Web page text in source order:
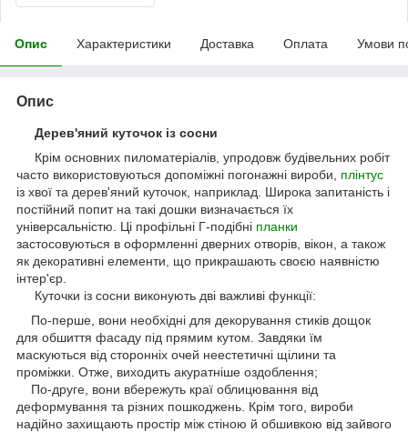
Опис Характеристики Доставка Оплата Умови
Опис
Дерев'яний куточок із сосни
Крім основних пиломатеріалів, упродовж будівельних робіт
часто використовуються допоміжні погонажні вироби, плінтус
із хвої та дерев'яний куточок, наприклад. Широка запитаність і
постійний попит на такі дошки визначається їх
універсальністю. Ці профільні Г-подібні планки
застосовуються в оформленні дверних отворів, вікон, а також
як декоративні елементи, що прикрашають своєю наявністю
інтер'єр.
Куточки із сосни виконують дві важливі функції:
По-перше, вони необхідні для декорування стиків дощок
для обшиття фасаду під прямим кутом. Завдяки їм
маскуються від сторонніх очей неестетичні щілини та
проміжки. Отже, виходить акуратніше оздоблення;
По-друге, вони вбережуть краї облицювання від
деформування та різних пошкоджень. Крім того, вироби
надійно захищають простір між стіною й обшивкою від зайвого